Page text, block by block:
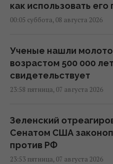
как использовать
00:05 суббота, 08 августа 2026
Ученые нашли
возрастом 500 000
свидетельствует
23:58 пятница, 07 августа 2026
Зеленский
Сенатом США
против РФ
23:53 пятница, 07 августа 2026